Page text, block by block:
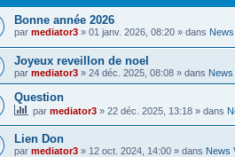
Bonne année 2026
par mediator3 » 01 janv. 2026, 08:20 » dans
Joyeux reveillon de noel
par mediator3 » 24 déc. 2025, 08:08 » dans
Question
par mediator3 » 22 déc. 2025, 13:18 » dans
Lien Don
par mediator3 » 12 oct. 2024, 14:00 » dans News